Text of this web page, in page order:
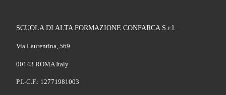
SCUOLA DI ALTA FORMAZIONE CONFARCA S.r.l.
Via Laurentina, 569
00143 ROMA Italy
P.I.-C.F.: 12771981003